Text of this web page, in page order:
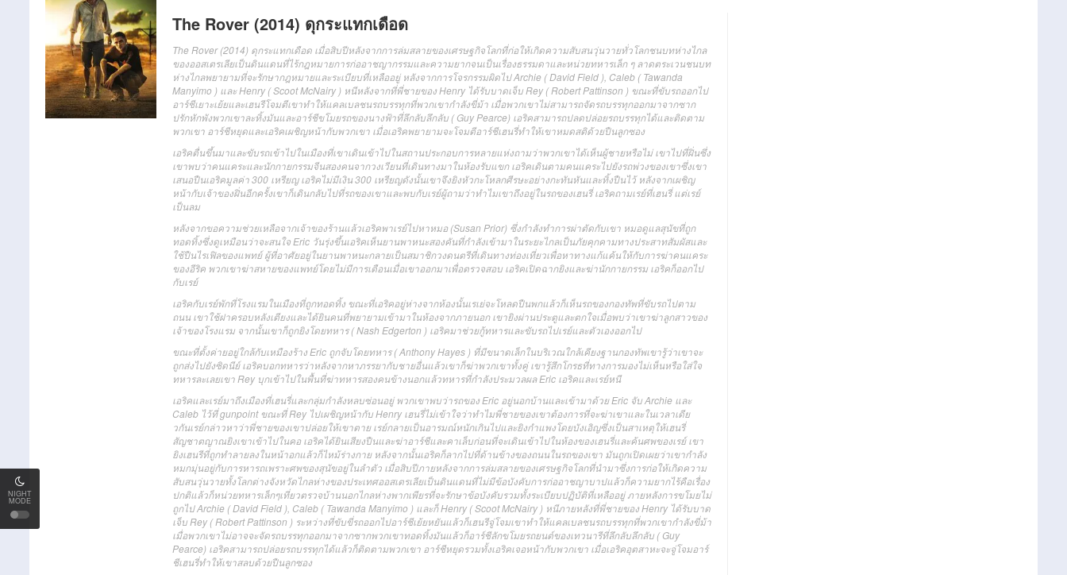
NIGHT
MODE
The Rover (2014) ดุกระแทกเดือด
The Rover (2014) ดุกระแทกเดือด เมื่อสิบปีหลังจากการล่มสลายของเศรษฐกิจโลกที่ก่อให้เกิดความสับสนวุ่นวายทั่วโลกชนบทห่างไกล
ของออสเตรเลียเป็นดินแดนที่ไร้กฎหมายการก่ออาชญากรรมและความยากจนเป็นเรื่องธรรมดาและหน่วยทหารเล็ก ๆ ลาดตระเวนชนบท
ห่างไกลพยายามที่จะรักษากฎหมายและระเบียบที่เหลืออยู่ หลังจากการโจรกรรมผิดไป Archie ( David Field ), Caleb ( Tawanda
Manyimo ) และ Henry ( Scoot McNairy ) หนีหลังจากที่พี่ชายของ Henry ได้รับบาดเจ็บ Rey ( Robert Pattinson ) ขณะที่ขับรถออกไป
อาร์ชีเยาะเย้ยและเฮนรีโจมตีเขาทำให้แคลเบลชนรถบรรทุกที่พวกเขากำลังขี่ม้า เมื่อพวกเขาไม่สามารถจัดรถบรรทุกออกมาจากซาก
ปรักหักพังพวกเขาละทิ้งมันและอาร์ชีขโมยรถของนางฟ้าที่ลึกลับลึกลับ ( Guy Pearce) เอริคสามารถปลดปล่อยรถบรรทุกได้และติดตาม
พวกเขา อาร์ชีหยุดและเอริคเผชิญหน้ากับพวกเขา เมื่อเอริคพยายามจะโจมตีอาร์ชีเฮนรี่ทำให้เขาหมดสติด้วยปืนลูกซอง
เอริคตื่นขึ้นมาและขับรถเข้าไปในเมืองที่เขาเดินเข้าไปในสถานประกอบการหลายแห่งถามว่าพวกเขาได้เห็นผู้ชายหรือไม่ เขาไปที่ฝิ่นซึ่ง
เขาพบว่าคนแคระและนักกายกรรมจีนสองคนจากวงเวียนที่เดินทางมาในห้องรับแขก เอริคเดินตามคนแคระไปยังรถพ่วงของเขาซึ่งเขา
เสนอปืนเอริคมูลค่า 300 เหรียญ เอริคไม่มีเงิน 300 เหรียญดังนั้นเขาจึงยิงหัวกะโหลกศีรษะอย่างกะทันหันและทิ้งปืนไว้ หลังจากเผชิญ
หน้ากับเจ้าของฝิ่นอีกครั้งเขาก็เดินกลับไปที่รถของเขาและพบกับเรย์ผู้ถามว่าทำไมเขาถึงอยู่ในรถของเฮนรี่ เอริคถามเรย์ที่เฮนรี่ แต่เรย์
เป็นลม
หลังจากขอความช่วยเหลือจากเจ้าของร้านแล้วเอริคพาเรย์ไปหาหมอ (Susan Prior) ซึ่งกำลังทำการผ่าตัดกับเขา หมอดูแลสุนัขที่ถูก
ทอดทิ้งซึ่งดูเหมือนว่าจะสนใจ Eric วันรุ่งขึ้นเอริคเห็นยานพาหนะสองคันที่กำลังเข้ามาในระยะไกลเป็นภัยคุกคามทางประสาทสัมผัสและ
ใช้ปืนไรเฟิลของแพทย์ ผู้ที่อาศัยอยู่ในยานพาหนะกลายเป็นสมาชิกวงดนตรีที่เดินทางท่องเที่ยวเพื่อหาทางแก้แค้นให้กับการฆ่าคนแคระ
ของอีริค พวกเขาฆ่าสหายของแพทย์โดยไม่มีการเตือนเมื่อเขาออกมาเพื่อตรวจสอบ เอริคเปิดฉากยิงและฆ่านักกายกรรม เอริคก็ออกไป
กับเรย์
เอริคกับเรย์พักที่โรงแรมในเมืองที่ถูกทอดทิ้ง ขณะที่เอริคอยู่ห่างจากห้องนั้นเรเย่จะโหลดปืนพกแล้วก็เห็นรถของกองทัพที่ขับรถไปตาม
ถนน เขาใช้ฝาครอบหลังเตียงและได้ยินคนที่พยายามเข้ามาในห้องจากภายนอก เขายิงผ่านประตูและตกใจเมื่อพบว่าเขาฆ่าลูกสาวของ
เจ้าของโรงแรม จากนั้นเขาก็ถูกยิงโดยทหาร ( Nash Edgerton ) เอริคมาช่วยกู้ทหารและขับรถไปเรย์และตัวเองออกไป
ขณะที่ตั้งค่ายอยู่ใกล้กับเหมืองร้าง Eric ถูกจับโดยทหาร ( Anthony Hayes ) ที่มีขนาดเล็กในบริเวณใกล้เคียงฐานกองทัพเขารู้ว่าเขาจะ
ถูกส่งไปยังซิดนีย์ เอริคบอกทหารว่าหลังจากหาภรรยากับชายอื่นแล้วเขาก็ฆ่าพวกเขาทั้งคู่ เขารู้สึกโกรธที่ทางการมองไม่เห็นหรือใส่ใจ
ทหารละเลยเขา Rey บุกเข้าไปในพื้นที่ฆ่าทหารสองคนข้างนอกแล้วทหารที่กำลังประมวลผล Eric เอริคและเรย์หนี
เอริคและเรย์มาถึงเมืองที่เฮนรี่และกลุ่มกำลังหลบซ่อนอยู่ พวกเขาพบว่ารถของ Eric อยู่นอกบ้านและเข้ามาด้วย Eric จับ Archie และ
Caleb ไว้ที่ gunpoint ขณะที่ Rey ไปเผชิญหน้ากับ Henry เฮนรี่ไม่เข้าใจว่าทำไมพี่ชายของเขาต้องการที่จะฆ่าเขาและในเวลาเดีย
วกันเรย์กล่าวหาว่าพี่ชายของเขาปล่อยให้เขาตาย เรย์กลายเป็นอารมณ์หนักเกินไปและยิงกำแพงโดยบังเอิญซึ่งเป็นสาเหตุให้เฮนรี่
สัญชาตญาณยิงเขาเข้าไปในคอ เอริคได้ยินเสียงปืนและฆ่าอาร์ชีและคาเล็บก่อนที่จะเดินเข้าไปในห้องของเฮนรี่และค้นศพของเรย์ เขา
ยิงเฮนรีที่ถูกทำลายลงในหน้าอกแล้วก็ไหม้ร่างกาย หลังจากนั้นเอริคก็ลากไปที่ด้านข้างของถนนในรถของเขา มันถูกเปิดเผยว่าเขากำลัง
หมกมุ่นอยู่กับการหารถเพราะศพของสุนัขอยู่ในลำตัว เมื่อสิบปีภายหลังจากการล่มสลายของเศรษฐกิจโลกที่นำมาซึ่งการก่อให้เกิดความ
สับสนวุ่นวายทั้งโลกต่างจังหวัดไกลห่างของประเทศออสเตรเลียเป็นดินแดนที่ไม่มีข้อบังคับการก่ออาชญาบาปแล้วก็ความยากไร้คือเรื่อง
ปกติแล้วก็หน่วยทหารเล็กๆเที่ยวตรวจบ้านนอกไกลห่างพากเพียรที่จะรักษาข้อบังคับรวมทั้งระเบียบปฏิบัติที่เหลืออยู่ ภายหลังการขโมยไม่
ถูกไป Archie ( David Field ), Caleb ( Tawanda Manyimo ) และก็ Henry ( Scoot McNairy ) หนีภายหลังที่พี่ชายของ Henry ได้รับบาด
เจ็บ Rey ( Robert Pattinson ) ระหว่างที่ขับขี่รถออกไปอาร์ชีเย้ยหยันแล้วก็เฮนรีจู่โจมเขาทำให้แคลเบลชนรถบรรทุกที่พวกเขากำลังขี่ม้า
เมื่อพวกเขาไม่อาจจะจัดรถบรรทุกออกมาจากซากพวกเขาทอดทิ้งมันแล้วก็อาร์ชีลักขโมยรถยนต์ของเทวนารีที่ลึกลับลึกลับ ( Guy
Pearce) เอริคสามารถปล่อยรถบรรทุกได้แล้วก็ติดตามพวกเขา อาร์ชีหยุดรวมทั้งเอริคเจอหน้ากับพวกเขา เมื่อเอริคอุตสาหะจะจู่โจมอาร์
ชีเฮนรี่ทำให้เขาสลบด้วยปืนลูกซอง